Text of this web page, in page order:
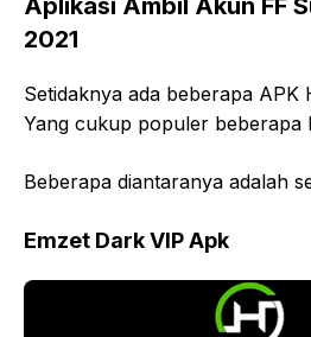
Aplikasi Ambil Akun FF
2021
Setidaknya ada beberapa
Yang cukup populer beberapa
Beberapa diantaranya adalah
Emzet Dark VIP Apk